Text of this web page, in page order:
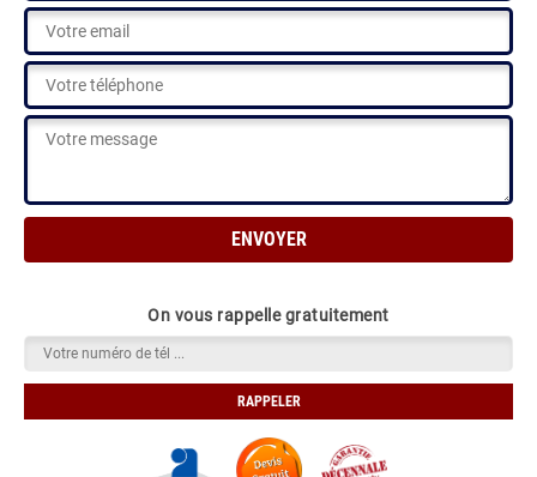
On vous rappelle gratuitement